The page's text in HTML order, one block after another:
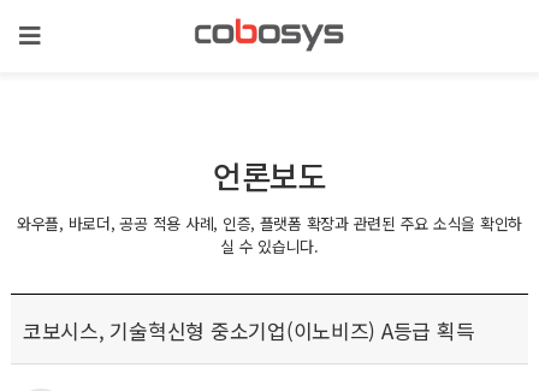
언론보도
와우플, 바로더, 공공 적용 사례, 인증, 플랫폼 확장과 관련된 주요 소식을 확인하
실 수 있습니다.
코보시스, 기술혁신형 중소기업(이노비즈) A등급 획득